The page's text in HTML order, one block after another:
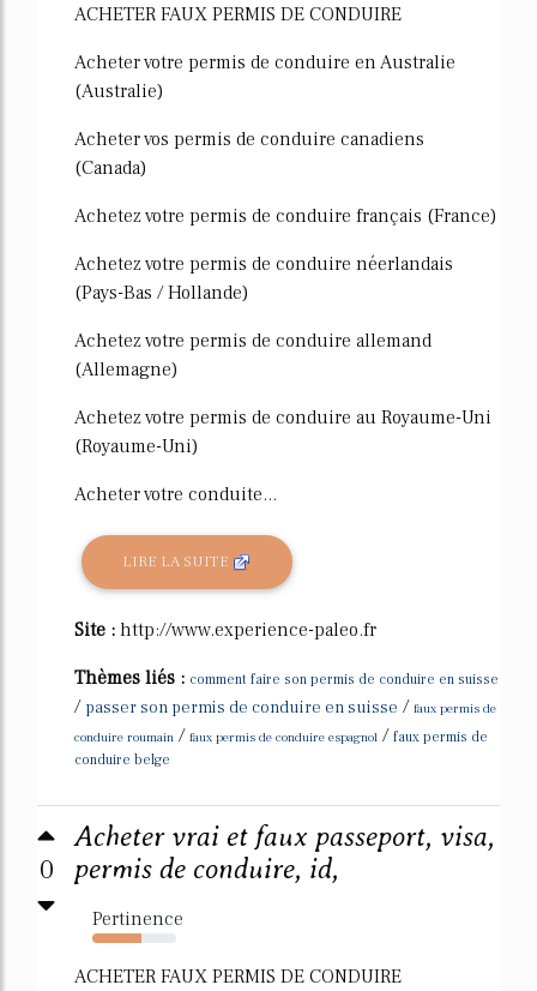
ACHETER FAUX PERMIS DE CONDUIRE
Acheter votre permis de conduire en Australie
(Australie)
Acheter vos permis de conduire canadiens
(Canada)
Achetez votre permis de conduire français (France)
Achetez votre permis de conduire néerlandais
(Pays-Bas / Hollande)
Achetez votre permis de conduire allemand
(Allemagne)
Achetez votre permis de conduire au Royaume-Uni
(Royaume-Uni)
Acheter votre conduite...
LIRE LA SUITE
Site : http://www.experience-paleo.fr
Thèmes liés : comment faire son permis de conduire en suisse
/ passer son permis de conduire en suisse / faux permis de
conduire roumain / faux permis de conduire espagnol / faux permis de
conduire belge
0
Acheter vrai et faux passeport, visa,
permis de conduire, id,
Pertinence
59%
ACHETER FAUX PERMIS DE CONDUIRE